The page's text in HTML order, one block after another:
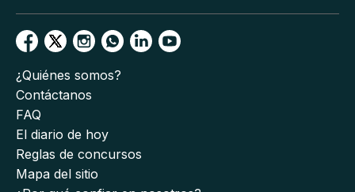
¿Quiénes somos?
Contáctanos
FAQ
El diario de hoy
Reglas de concursos
Mapa del sitio